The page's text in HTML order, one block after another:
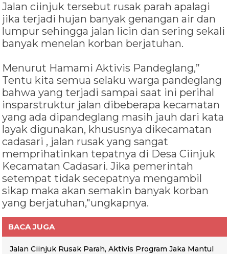
Jalan ciinjuk tersebut rusak parah apalagi
jika terjadi hujan banyak genangan air dan
lumpur sehingga jalan licin dan sering sekali
banyak menelan korban berjatuhan.
Menurut Hamami Aktivis Pandeglang,”
Tentu kita semua selaku warga pandeglang
bahwa yang terjadi sampai saat ini perihal
insparstruktur jalan dibeberapa kecamatan
yang ada dipandeglang masih jauh dari kata
layak digunakan, khususnya dikecamatan
cadasari , jalan rusak yang sangat
memprihatinkan tepatnya di Desa Ciinjuk
Kecamatan Cadasari. Jika pemerintah
setempat tidak secepatnya mengambil
sikap maka akan semakin banyak korban
yang berjatuhan,"ungkapnya.
BACA JUGA
Jalan Ciinjuk Rusak Parah, Aktivis Program Jaka Mantul